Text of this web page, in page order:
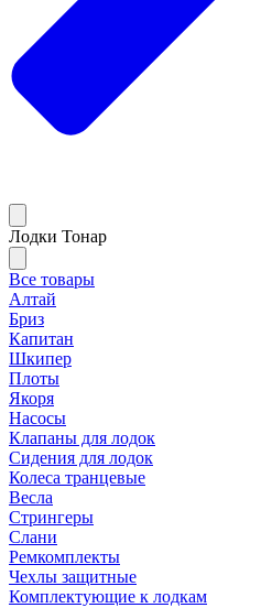
Лодки Тонар
Все товары
Алтай
Бриз
Капитан
Шкипер
Плоты
Якоря
Насосы
Клапаны для лодок
Сидения для лодок
Колеса транцевые
Весла
Стрингеры
Слани
Ремкомплекты
Чехлы защитные
Комплектующие к лодкам